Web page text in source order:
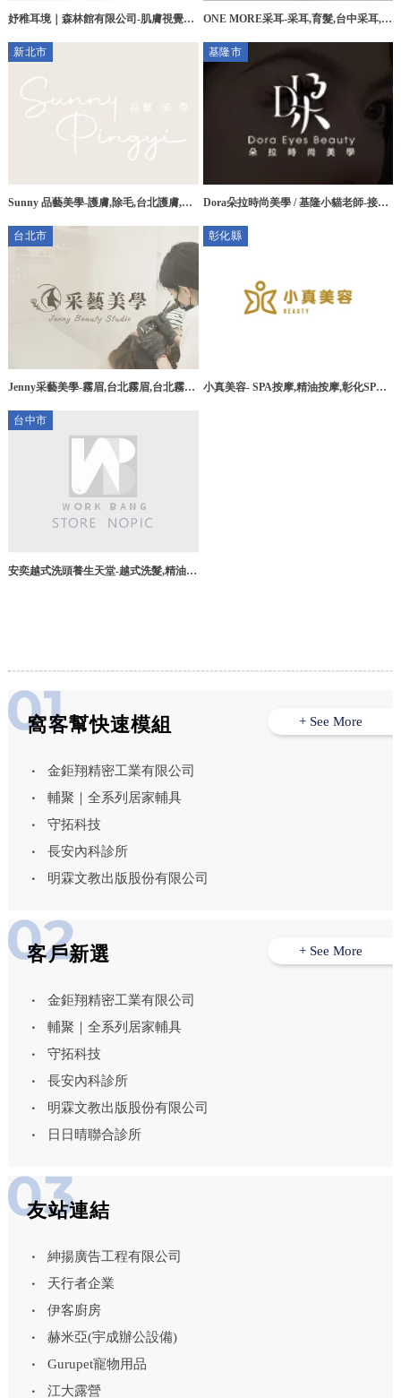
妤稚耳境｜森林館有限公司-肌膚視覺修
中肌膚視覺修飾,台中肌膚視覺修飾課程
ONE MORE采耳-采耳,育髮,台中采耳,台
新北市
Sunny 品藝美學-護膚,除毛,台北護膚,樹
基隆市
Dora朵拉時尚美學 / 基隆小貓老師-接睫
台北市
Jenny采藝美學-霧眉,台北霧眉,台北霧眉
彰化縣
小真美容- SPA按摩,精油按摩,彰化SPA
台中市
安奕越式洗頭養生天堂-越式洗髮,精油越
窩客幫快速模組
金鉅翔精密工業有限公司
輔聚｜全系列居家輔具
守拓科技
長安內科診所
明霖文教出版股份有限公司
+ See More
客戶新選
金鉅翔精密工業有限公司
輔聚｜全系列居家輔具
守拓科技
長安內科診所
明霖文教出版股份有限公司
日日晴聯合診所
+ See More
友站連結
紳揚廣告工程有限公司
天行者企業
伊客廚房
赫米亞(宇成辦公設備)
Gurupet寵物用品
江大露營